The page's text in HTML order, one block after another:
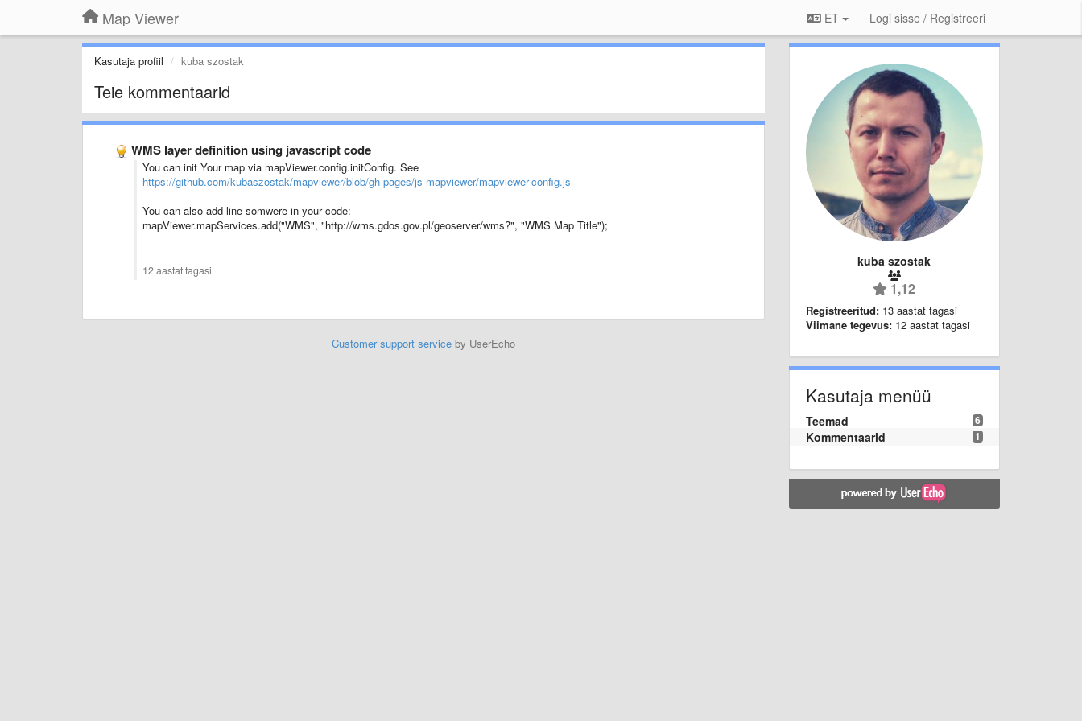
Map Viewer ET Logi sisse / Registreeri
Kasutaja profiil kuba szostak
Teie kommentaarid
WMS layer definition using javascript code
You can init Your map via mapViewer.config.initConfig. See
https://github.com/kubaszostak/mapviewer/blob/gh-pages/js-mapviewer/mapviewer-config.js
You can also add line somwere in your code:
mapViewer.mapServices.add("WMS", "http://wms.gdos.gov.pl/geoserver/wms?", "WMS Map Title");
12 aastat tagasi
Customer support serviceby UserEcho
kuba szostak
1,12
Registreeritud: 13 aastat tagasi
Viimane tegevus: 12 aastat tagasi
Kasutaja menüü
6
Teemad
1
Kommentaarid